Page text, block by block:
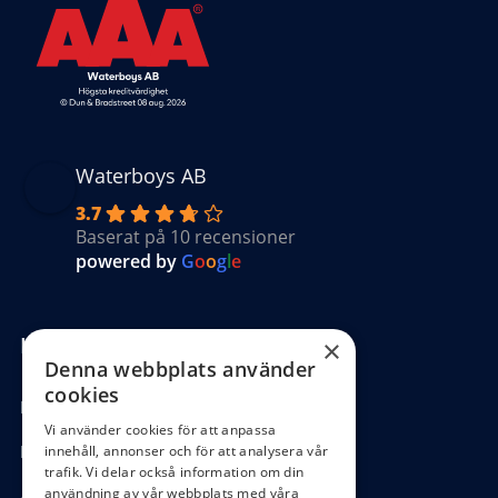
Waterboys AB
3.7
Baserat på 10 recensioner
powered by Google
Kundinformation
Köpvillkor
Hantering GDPR
×
Denna webbplats använder
cookies
Vi använder cookies för att anpassa
innehåll, annonser och för att analysera vår
trafik. Vi delar också information om din
användning av vår webbplats med våra